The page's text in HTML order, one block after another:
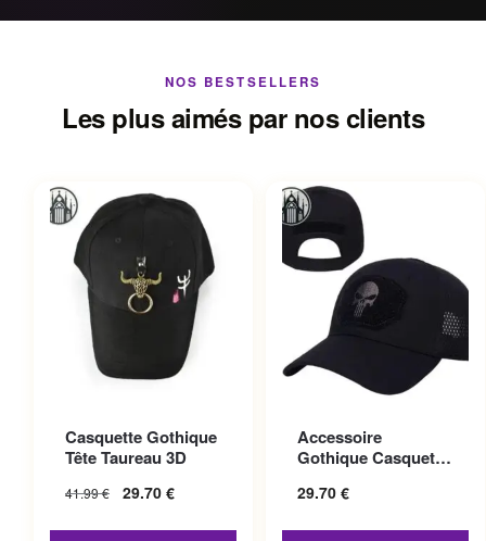
NOS BESTSELLERS
Les plus aimés par nos clients
Casquette Gothique
Tête Taureau 3D
41.99€ 29.70 €
Accessoire
Gothique Casquette
29.70 €
variations. Les options
peuvent être choisies sur la
page du produit